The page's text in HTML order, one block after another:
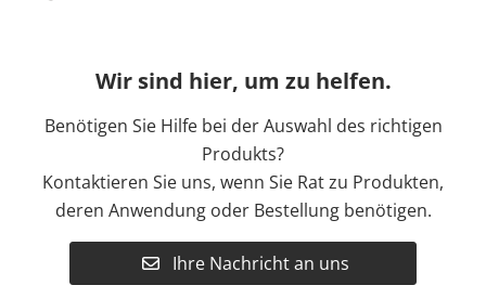
Wir sind hier, um zu helfen.
Benötigen Sie Hilfe bei der Auswahl des richtigen
Produkts?
Kontaktieren Sie uns, wenn Sie Rat zu Produkten,
deren Anwendung oder Bestellung benötigen.
Ihre Nachricht an uns